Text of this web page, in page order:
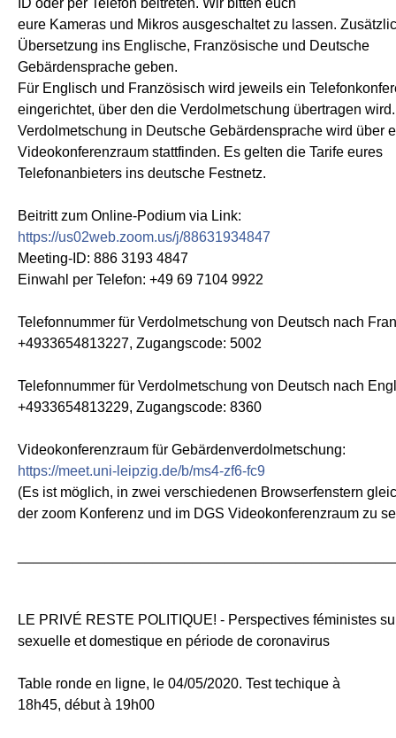
eure Kameras und Mikros ausgeschaltet zu lassen.
Übersetzung ins Englische, Französische und Deutsche
Gebärdensprache geben.
Für Englisch und Französisch wird jeweils ein
eingerichtet, über den die Verdolmetschung übertragen
Verdolmetschung in Deutsche Gebärdensprache wird über
Videokonferenzraum stattfinden. Es gelten die Tarife eures
Telefonanbieters ins deutsche Festnetz.
Beitritt zum Online-Podium via Link:
https://us02web.zoom.us/j/88631934847
Meeting-ID: 886 3193 4847
Einwahl per Telefon: +49 69 7104 9922
Telefonnummer für Verdolmetschung von Deutsch nach
+4933654813227, Zugangscode: 5002
Telefonnummer für Verdolmetschung von Deutsch nach
+4933654813229, Zugangscode: 8360
Videokonferenzraum für Gebärdenverdolmetschung:
https://meet.uni-leipzig.de/b/ms4-zf6-fc9
(Es ist möglich, in zwei verschiedenen Browserfenstern
der zoom Konferenz und im DGS Videokonferenzraum zu
LE PRIVÉ RESTE POLITIQUE! - Perspectives féministes
sexuelle et domestique en période de coronavirus
Table ronde en ligne, le 04/05/2020. Test techique à
18h45, début à 19h00